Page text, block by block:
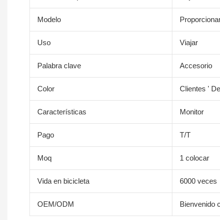
Modelo
Uso Viajar
Palabra clave Accesorio
Color Clientes '
Características Monitor
Pago T/T
Moq 1 colocar
Vida en bicicleta 6000 veces
OEM/ODM Bienvenido